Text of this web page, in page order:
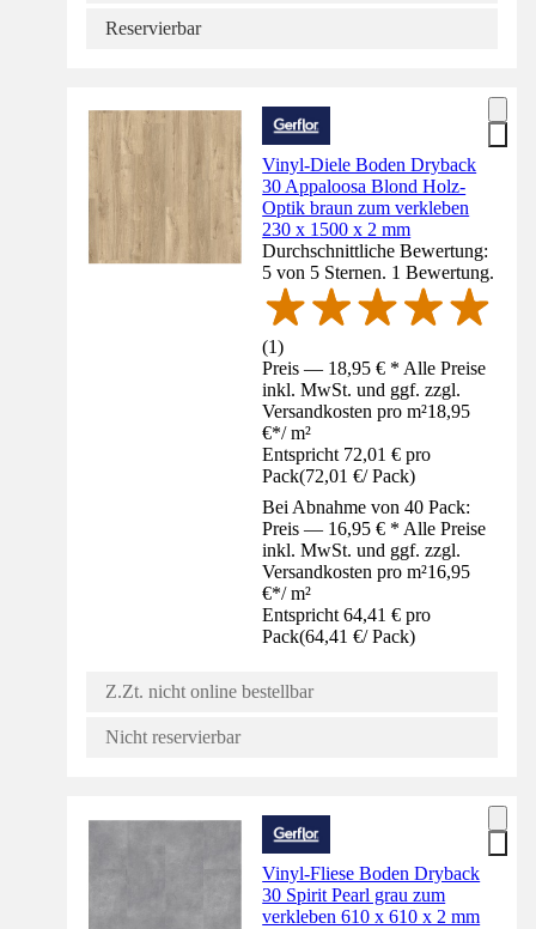
Reservierbar
Vinyl-Diele Boden Dryback
30 Appaloosa Blond Holz-
Optik braun zum verkleben
230 x 1500 x 2 mm
Durchschnittliche Bewertung:
5 von 5 Sternen. 1 Bewertung.
(1)
Preis — 18,95 € * Alle Preise
inkl. MwSt. und ggf. zzgl.
Versandkosten pro m²18,95
€*/ m²
Entspricht 72,01 € pro
Pack(72,01 €/ Pack)
Bei Abnahme von 40 Pack:
Preis — 16,95 € * Alle Preise
inkl. MwSt. und ggf. zzgl.
Versandkosten pro m²16,95
€*/ m²
Entspricht 64,41 € pro
Pack(64,41 €/ Pack)
Z.Zt. nicht online bestellbar
Nicht reservierbar
Vinyl-Fliese Boden Dryback
30 Spirit Pearl grau zum
verkleben 610 x 610 x 2 mm